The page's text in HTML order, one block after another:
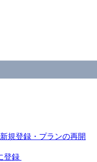
新規登録・プランの再開
登録